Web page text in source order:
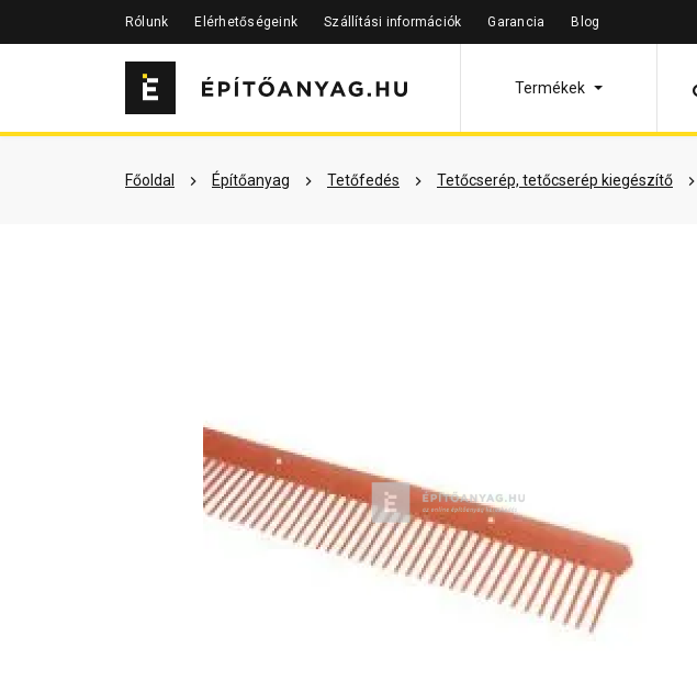
Rólunk Elérhetőségeink Szállítási információk Garancia Blog
Termékek
Főoldal Építőanyag Tetőfedés Tetőcserép, tetőcserép kiegészítő
Szükséged lehet rá Részletes leírás Termékinformáció